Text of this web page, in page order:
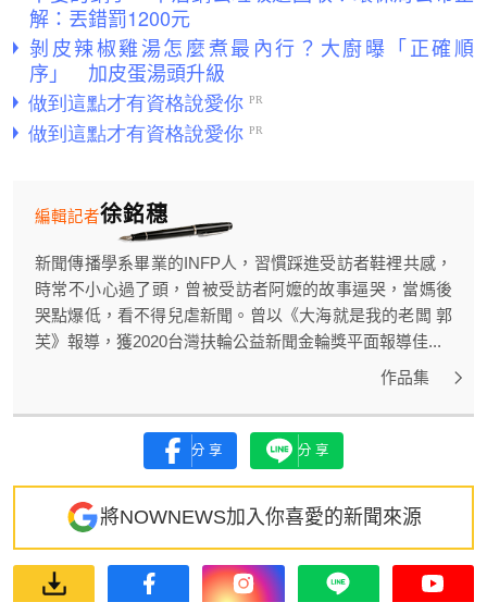
解：丟錯罰1200元
剝皮辣椒雞湯怎麼煮最內行？大廚曝「正確順
序」 加皮蛋湯頭升級
徐銘穗
編輯記者
新聞傳播學系畢業的INFP人，習慣踩進受訪者鞋裡共感，
時常不小心過了頭，曾被受訪者阿嬤的故事逼哭，當媽後
哭點爆低，看不得兒虐新聞。曾以《大海就是我的老闆 郭
芙》報導，獲2020台灣扶輪公益新聞金輪獎平面報導佳...
作品集
分享 分享
將NOWNEWS加入你喜愛的新聞來源